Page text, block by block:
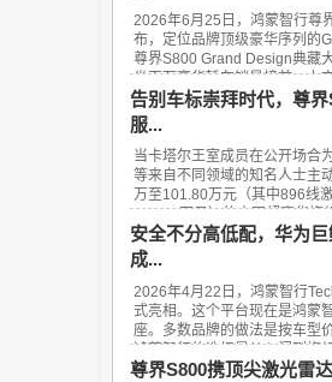
2026年6月25日，鸿蒙智行尊
布，定位品牌顶级豪华序列的
尊界S800 Grand Design典藏
坐百万豪华轿车销量榜首、上
告别车标崇拜时代，尊
服...
当卡塔尔王室成员在公开场合
等来自不同领域的知名人士主
万至101.80万元（其中896线
101.80万元）的中国超豪华
安全不分高低配，华为
成...
2026年4月22日，鸿蒙智行
式亮相。这个平台现在是鸿蒙
座。多数品牌的做法是按车型
鸿蒙智行的选择是从入门到旗
尊界S800携顶尖激光雷